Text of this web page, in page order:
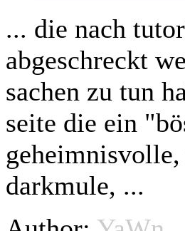
... die nach
abgeschreckt
sachen zu tun
seite die ein
darkmule, ...